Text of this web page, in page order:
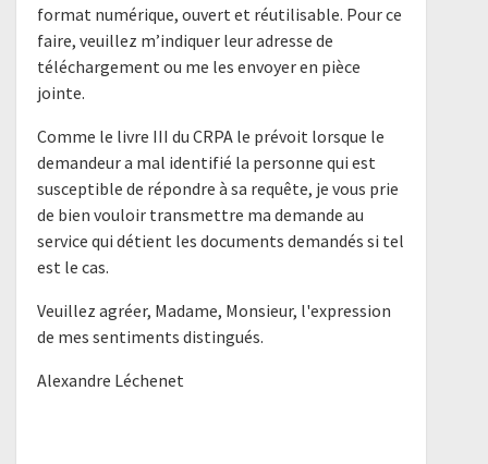
format numérique, ouvert et réutilisable. Pour ce
faire, veuillez m’indiquer leur adresse de
téléchargement ou me les envoyer en pièce
jointe.
Comme le livre III du CRPA le prévoit lorsque le
demandeur a mal identifié la personne qui est
susceptible de répondre à sa requête, je vous prie
de bien vouloir transmettre ma demande au
service qui détient les documents demandés si tel
est le cas.
Veuillez agréer, Madame, Monsieur, l'expression
de mes sentiments distingués.
Alexandre Léchenet